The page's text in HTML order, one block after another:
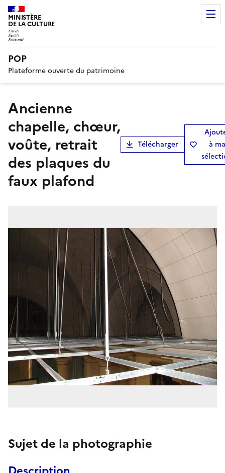
MINISTÈRE
DE LA CULTURE
POP
Plateforme ouverte du patrimoine
ancienne
chapelle, chœur,
voûte, retrait
des plaques du
faux plafond
Télécharger
à ma
Sujet de la photographie